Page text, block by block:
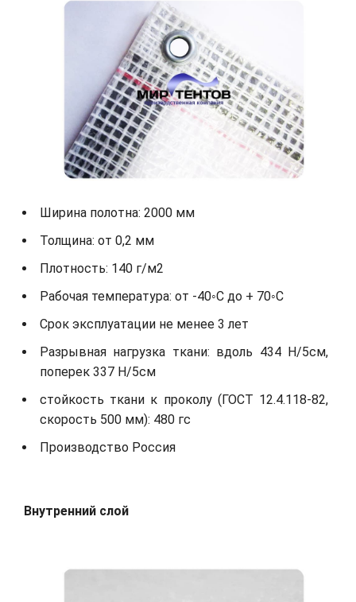
Ширина полотна: 2000 мм
Толщина: от 0,2 мм
Плотность: 140 г/м2
Рабочая температура: от -40◦С до + 70◦С
Срок эксплуатации не менее 3 лет
Разрывная нагрузка ткани: вдоль 434 Н/5см,
поперек 337 Н/5см
стойкость ткани к проколу (ГОСТ 12.4.118-82,
скорость 500 мм): 480 гс
Производство Россия
Внутренний слой